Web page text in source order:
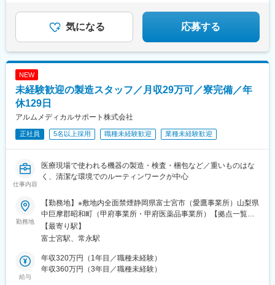
気になる 応募する
NEW
未経験歓迎の製造スタッフ／月収29万可／寮完備／年
休129日
アルムメディカルサポート株式会社
正社員 5名以上採用 職種未経験歓迎 業種未経験歓迎
仕事内容
医療現場で使われる機器の製造・検査・梱包など／重いものはな
く、清潔な環境でのルーティンワークが中心
勤務地
【勤務地】※敷地内全面禁煙静岡県富士宮市（愛鷹事業所）山梨県
中巨摩郡昭和町（甲府事業所・甲府医薬品事業所）【拠点一覧】
札幌採用センター：北海道札幌市中央区北4条西4-1千葉支店：千
葉県千葉市中央区新町1-17新宿採用センター：東京都新宿区西新
ター・お仕事相談センター：山梨県甲斐市西八幡4427-1三島本
社：静岡県三島市寿町5-10富士支店：静岡県富士市錦町1-2-3富士
【最寄り駅】
富士宮駅、常永駅
給与
年収320万円（1年目／職種未経験）
年収360万円（3年目／職種未経験）